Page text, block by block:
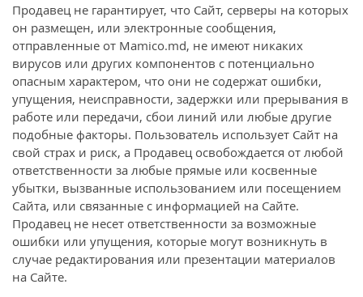
Продавец не гарантирует, что Сайт, серверы на которых
он размещен, или электронные сообщения,
отправленные от Mamico.md, не имеют никаких
вирусов или других компонентов с потенциально
опасным характером, что они не содержат ошибки,
упущения, неисправности, задержки или прерывания в
работе или передачи, сбои линий или любые другие
подобные факторы. Пользователь использует Сайт на
свой страх и риск, а Продавец освобождается от любой
ответственности за любые прямые или косвенные
убытки, вызванные использованием или посещением
Сайта, или связанные с информацией на Сайте.
Продавец не несет ответственности за возможные
ошибки или упущения, которые могут возникнуть в
случае редактирования или презентации материалов
на Сайте.